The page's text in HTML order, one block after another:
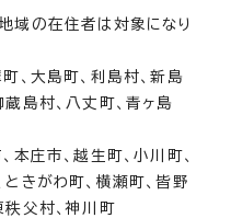
の在住者は対象になり
、大島町、利島村、新島
蔵島村、八丈町、青ヶ島
本庄市、越生町、小川町、
ときがわ町、横瀬町、皆野
秩父村、神川町